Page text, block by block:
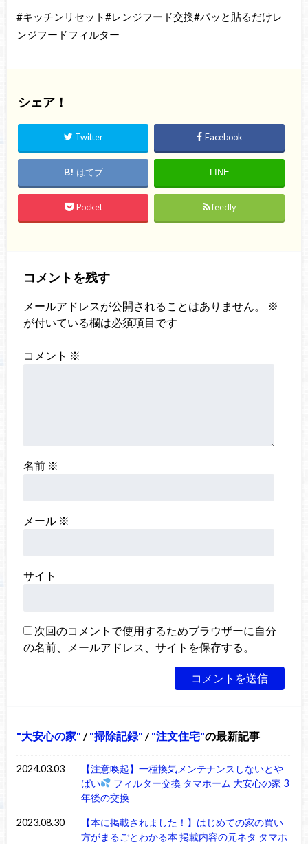
#キッチンリセット#レンジフード交換#パッと貼るだけレ
ンジフードフィルター
シェア！
Twitter Facebook
はてブ LINE
Pocket feedly
コメントを残す
メールアドレスが公開されることはありません。
※
が付いている欄は必須項目です
コメント ※
名前 ※
メール ※
サイト
次回のコメントで使用するためブラウザーに自分
の名前、メールアドレス、サイトを保存する。
大安心の家 / 掃除記録 / 注文住宅 の最新記事
2024.03.03
【注意喚起】一種換気メンテナンスしないとや
ばい
フィルター交換 タマホーム 大安心の家 3
年後の交換
2023.08.30
【本に掲載されました！】はじめての家の買い
方がまるごとわかる本 掲載内容の元ネタ タマホ